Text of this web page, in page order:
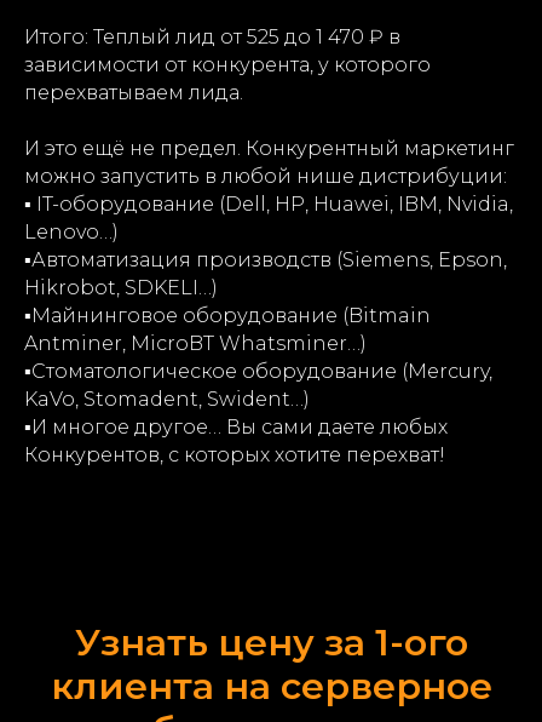
Итого: Теплый лид от 525 до 1 470 ₽ в
зависимости от конкурента, у которого
перехватываем лида.
И это ещё не предел. Конкурентный маркетинг
можно запустить в любой нише дистрибуции:
▪️ IT-оборудование (Dell, HP, Huawei, IBM, Nvidia,
Lenovo…)
▪️Автоматизация производств (Siemens, Epson,
Hikrobot, SDKELI…)
▪️Майнинговое оборудование (Bitmain
Antminer, MicroBT Whatsminer…)
▪️Стоматологическое оборудование (Mercury,
KaVo, Stomadent, Swident…)
▪️И многое другое… Вы сами даете любых
Конкурентов, с которых хотите перехват!
Узнать цену за 1-ого
клиента на серверное